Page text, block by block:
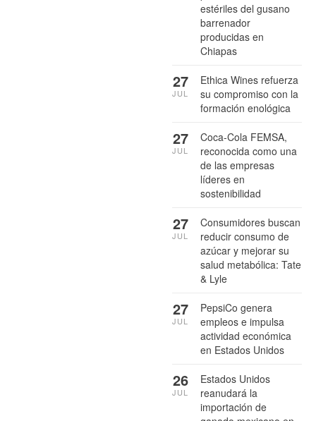
estériles del gusano
barrenador
producidas en
Chiapas
Ethica Wines refuerza
su compromiso con la
formación enológica
27
JUL
Coca-Cola FEMSA,
reconocida como una
de las empresas
líderes en
sostenibilidad
27
JUL
Consumidores buscan
reducir consumo de
azúcar y mejorar su
salud metabólica: Tate
& Lyle
27
JUL
PepsiCo genera
empleos e impulsa
actividad económica
en Estados Unidos
27
JUL
Estados Unidos
reanudará la
importación de
26
JUL